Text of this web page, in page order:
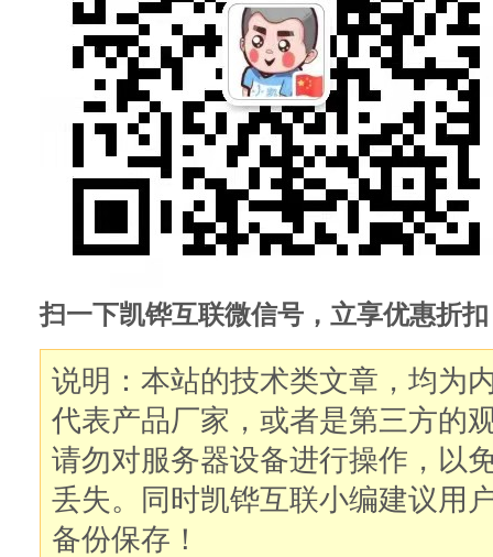
扫一下凯铧互联微信号，立享优惠折
说明：本站的技术类文章，均为
代表产品厂家，或者是第三方的
请勿对服务器设备进行操作，以
丢失。同时凯铧互联小编建议用
备份保存！